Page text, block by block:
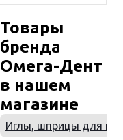
Товары
бренда
Омега-Дент
в нашем
магазине
Иглы, шприцы для